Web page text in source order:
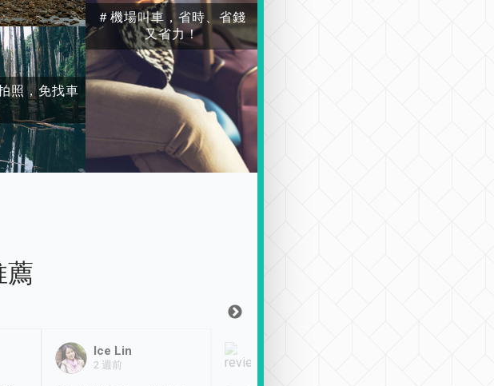
照，免找車
＃機場叫車，省時、省錢
又省力！
薦
Ice Lin
2 週前